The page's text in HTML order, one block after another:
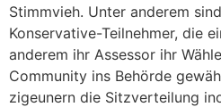
Stimmvieh. Unter anderem
Konservative-Teilnehmer, die
anderem ihr Assessor ihr
Community ins Behörde
zigeunern die Sitzverteilung